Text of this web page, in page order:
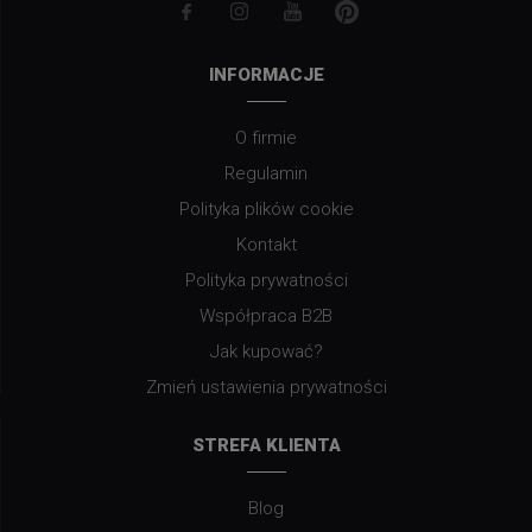
INFORMACJE
O firmie
Regulamin
Polityka plików cookie
Kontakt
Polityka prywatności
Współpraca B2B
Jak kupować?
Zmień ustawienia prywatności
STREFA KLIENTA
Blog